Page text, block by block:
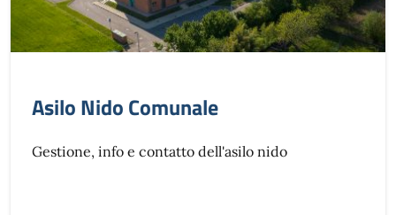
Asilo Nido Comunale
Gestione, info e contatto dell'asilo nido